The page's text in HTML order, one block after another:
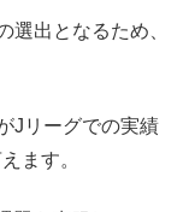
選出となるため、
Jリーグでの実績
ます。